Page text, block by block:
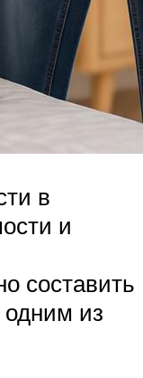
в
и
составить
одним из